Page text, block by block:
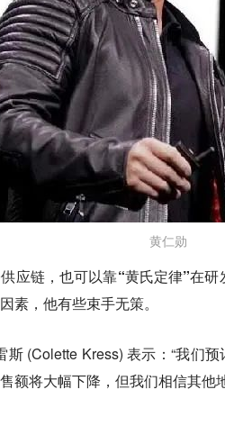
黄仁勋
应链，也可以靠“黄氏定律”在
素，他有些束手无策。
斯 (Colette Kress) 表示：“我们
额将大幅下降，但我们相信其